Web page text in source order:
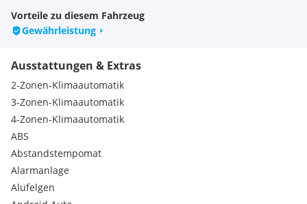
E-Mail-Anfragen können nicht berücksichtigt werden.
Unser Service für Sie:
Jedes Fahrzeug erhält einen Auslieferungscheck
Auslieferungsservice in ganz Österreich möglich (gegen
Aufpreis)
ein Jahr Garantie auf Wunsch
Besichtigung je nach Terminvereinbarung!
Auskünfte gerne auch an Wochenendenden und Feiertagen
möglich!
Eingabefehler, Irrtümer, Satz- und Druckfehler
sowie Zwischenverkauf vorbehalten
Vorteile zu diesem Fahrzeug
Gewährleistung
Ausstattungen & Extras
2-Zonen-Klimaautomatik
3-Zonen-Klimaautomatik
4-Zonen-Klimaautomatik
ABS
Abstandstempomat
Alarmanlage
Alufelgen